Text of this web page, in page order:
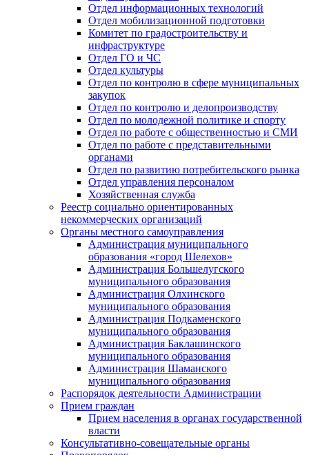
Отдел информационных технологий
Отдел мобилизационной подготовки
Комитет по градостроительству и
инфраструктуре
Отдел ГО и ЧС
Отдел культуры
Отдел по контролю в сфере муниципальных
закупок
Отдел по контролю и делопроизводству
Отдел по молодежной политике и спорту
Отдел по работе с общественностью и СМИ
Отдел по работе с представительными
органами
Отдел по развитию потребительского рынка
Отдел управления персоналом
Хозяйственная служба
Реестр социально ориентированных
некоммерческих организаций
Органы местного самоуправления
Администрация муниципального
образования «город Шелехов»
Администрация Большелугского
муниципального образования
Администрация Олхинского
муниципального образования
Администрация Подкаменского
муниципального образования
Администрация Баклашинского
муниципального образования
Администрация Шаманского
муниципального образования
Распорядок деятельности Администрации
Прием граждан
Прием населения в органах государственной
власти
Консультативно-совещательные органы